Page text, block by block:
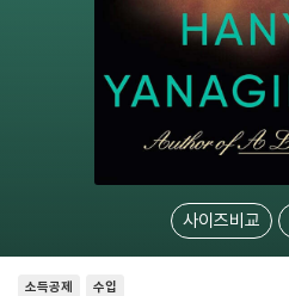
사이즈비교
소득공제 수입